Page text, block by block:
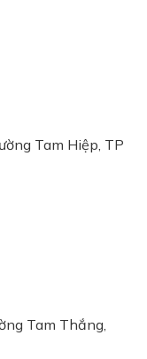
Tam Hiệp, TP
Tam Thắng,